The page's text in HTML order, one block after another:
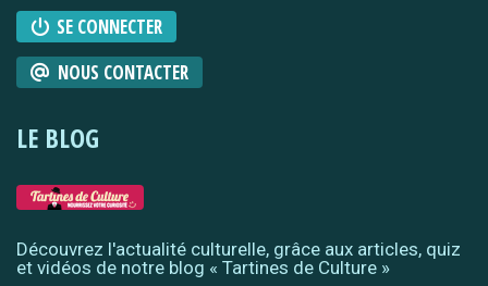
SE CONNECTER
NOUS CONTACTER
LE BLOG
Découvrez l'actualité culturelle, grâce aux articles, quiz
et vidéos de notre blog « Tartines de Culture »